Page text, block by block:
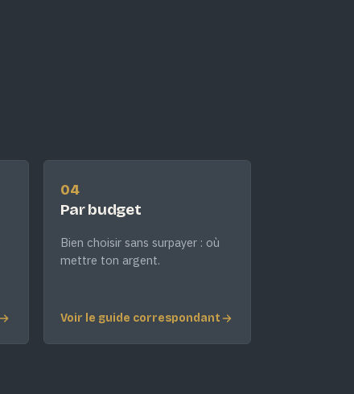
04
Par budget
Bien choisir sans surpayer : où
mettre ton argent.
Voir le guide correspondant